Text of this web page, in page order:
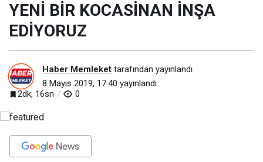
YENİ BİR KOCASİNAN İNŞA
EDİYORUZ
Haber Memleket tarafından yayınlandı
8 Mayıs 2019, 17:40 yayınlandı
2dk, 16sn
0